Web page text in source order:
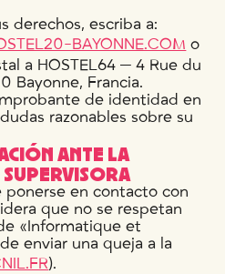
derechos, escriba a:
BAYONNE.COM o
a HOSTEL64 — 4 Rue du
Bayonne, Francia.
de identidad en
razonables sobre su
ANTE LA
ponerse en contacto con
que no se respetan
«Informatique et
enviar una queja a la
).